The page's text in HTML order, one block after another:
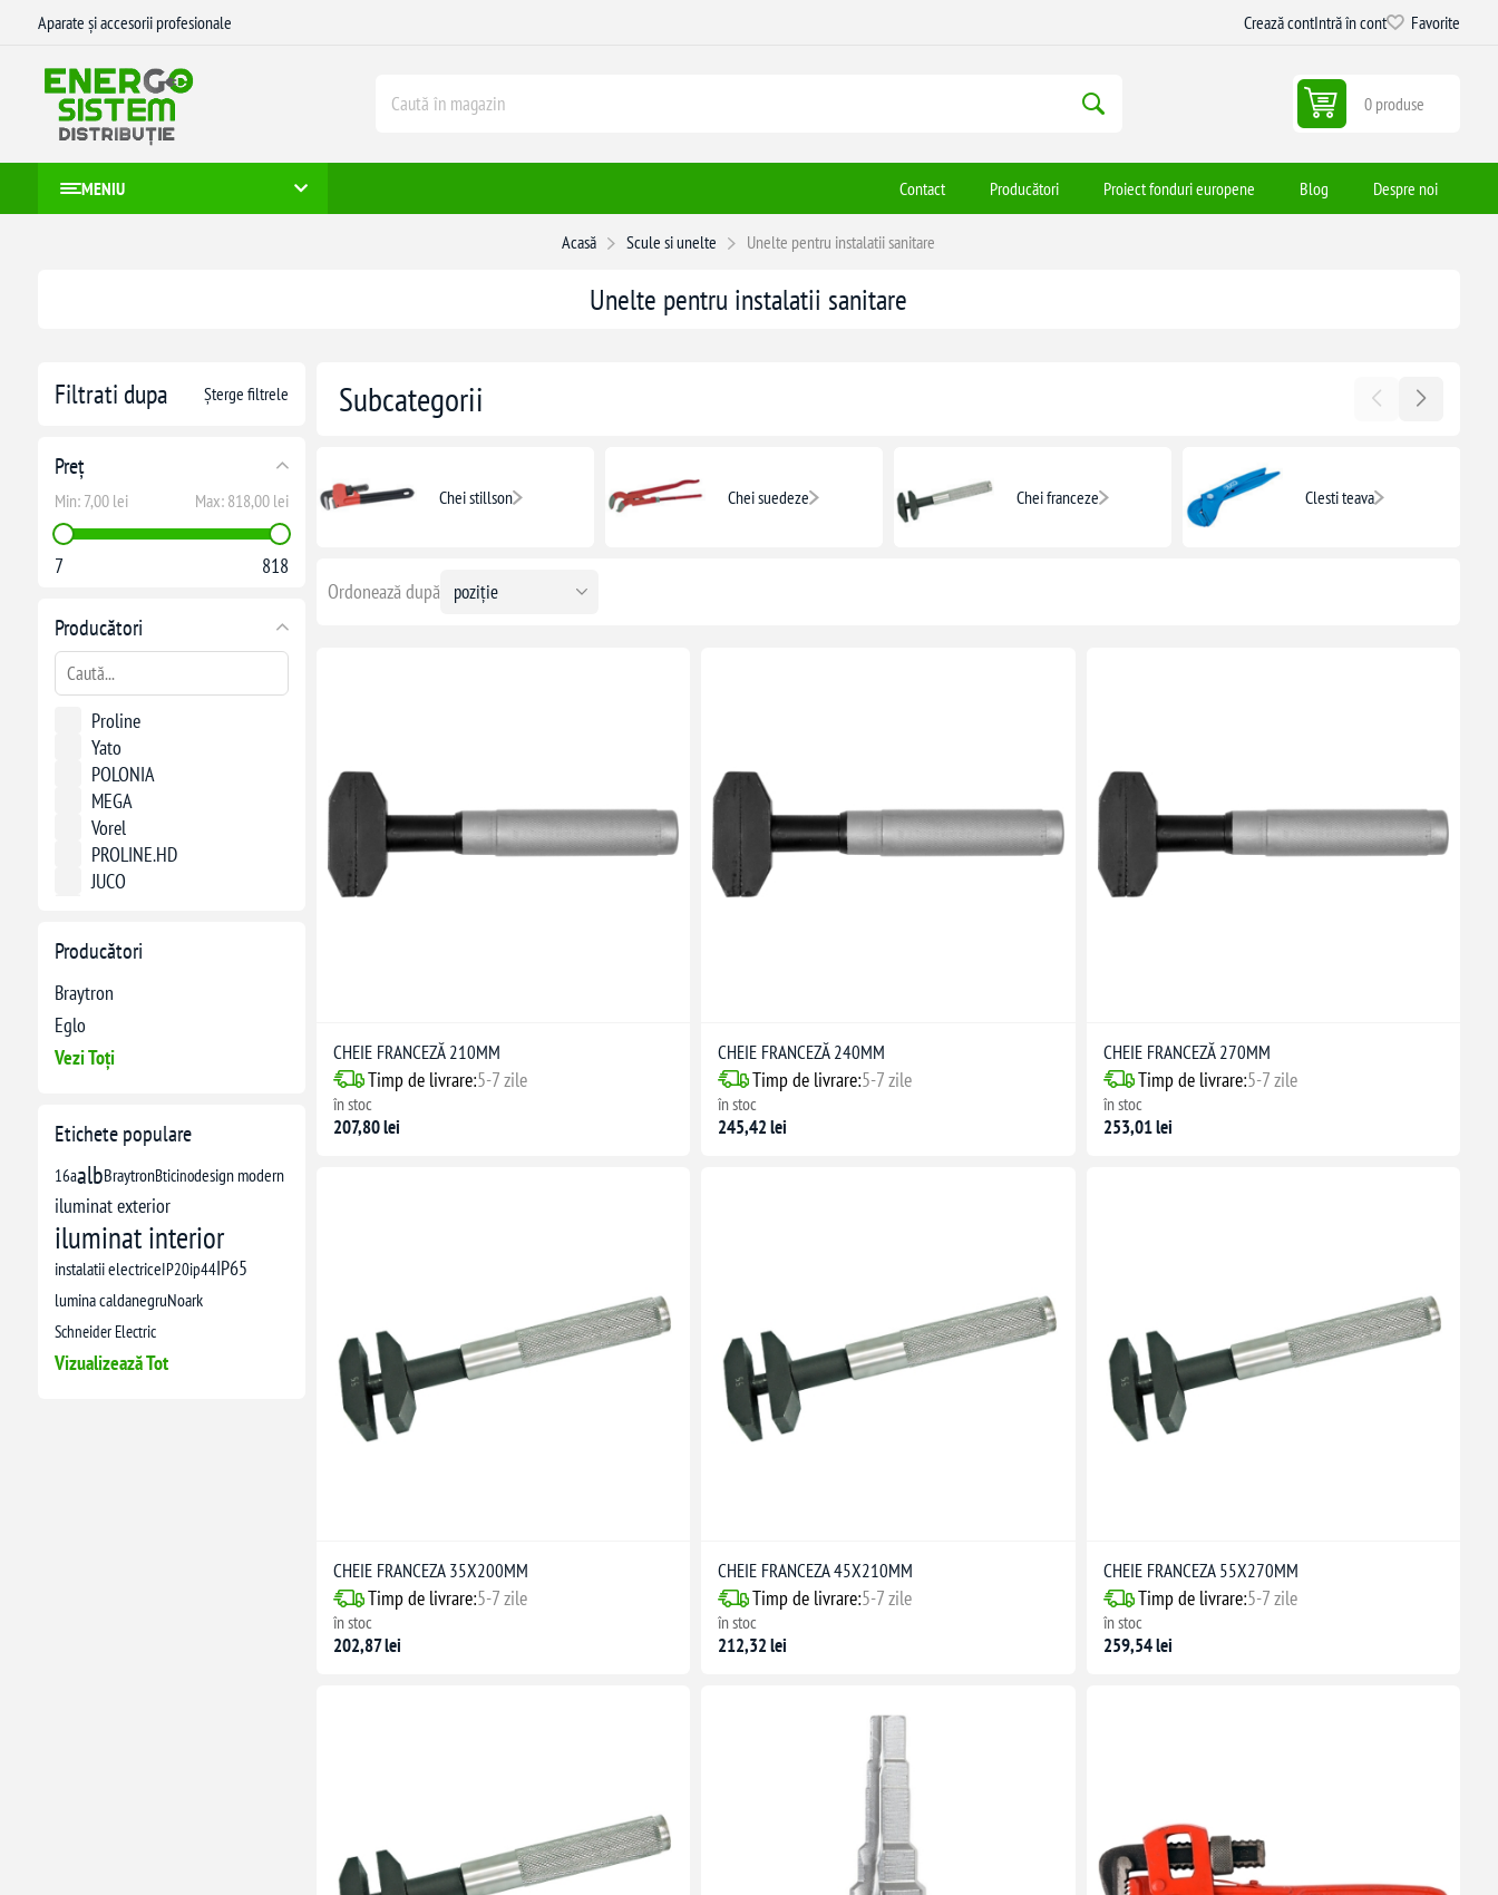
Aparate și accesorii profesionale Crează contIntră în cont Favorite
0 produse
MENIU Contact Producători Proiect fonduri europene Blog Despre noi
Acasă Scule si unelte Unelte pentru instalatii sanitare
Filtrati dupa Șterge filtrele
Preț
Min: 7,00 lei Max: 818,00 lei
7 818
Producători
Proline
Yato
POLONIA
MEGA
Vorel
PROLINE.HD
JUCO
Producători
Braytron
Eglo
Vezi Toți
Etichete populare
16aalbBraytronBticinodesign modern
iluminat exterior
iluminat interior
instalatii electriceIP20ip44IP65
lumina caldanegruNoark
Schneider Electric
Vizualizează Tot
Unelte pentru instalatii sanitare
Subcategorii
Chei stillson Chei suedeze Chei franceze Clesti teava
Ordonează după
CHEIE FRANCEZĂ 210MM
Timp de livrare:5-7 zile
în stoc
207,80 lei
CHEIE FRANCEZĂ 240MM
Timp de livrare:5-7 zile
în stoc
245,42 lei
CHEIE FRANCEZĂ 270MM
Timp de livrare:5-7 zile
în stoc
253,01 lei
CHEIE FRANCEZA 35X200MM
Timp de livrare:5-7 zile
în stoc
202,87 lei
CHEIE FRANCEZA 45X210MM
Timp de livrare:5-7 zile
în stoc
212,32 lei
CHEIE FRANCEZA 55X270MM
Timp de livrare:5-7 zile
în stoc
259,54 lei